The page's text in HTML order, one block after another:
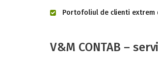
Portofoliul de clienti extrem
V&M CONTAB –